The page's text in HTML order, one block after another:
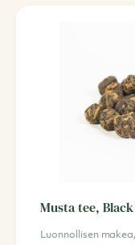
Musta tee,
Luonnollisen